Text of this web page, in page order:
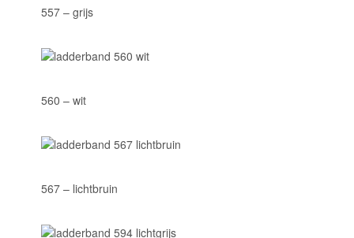
557 – grijs
560 – wit
567 – lichtbruin